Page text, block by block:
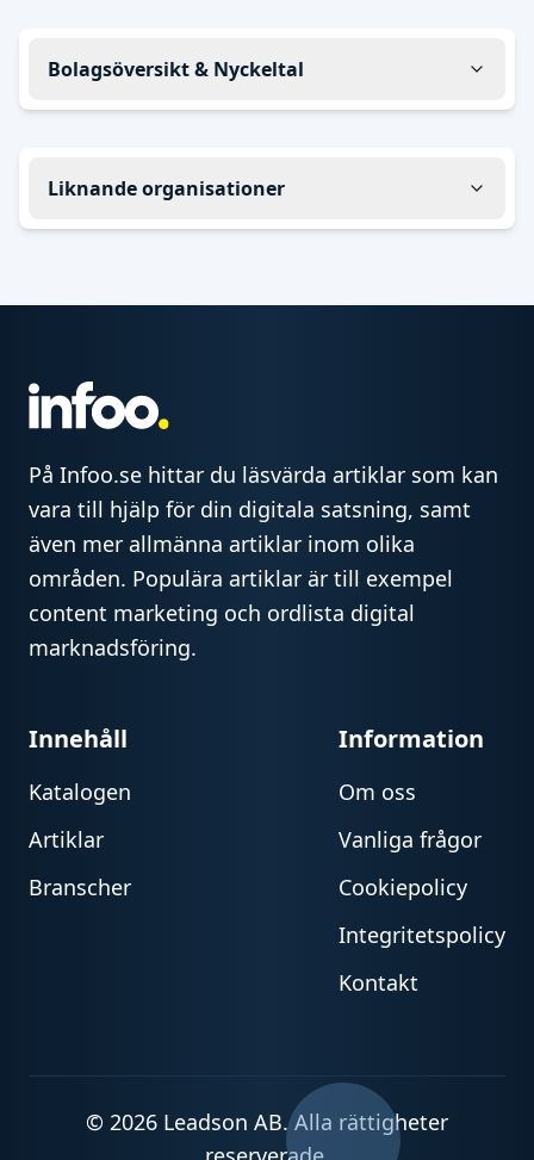
Bolagsöversikt & Nyckeltal
Liknande organisationer
På Infoo.se hittar du läsvärda artiklar som kan
vara till hjälp för din digitala satsning, samt
även mer allmänna artiklar inom olika
områden. Populära artiklar är till exempel
content marketing och ordlista digital
marknadsföring.
Innehåll
Katalogen
Artiklar
Branscher
Information
Om oss
Vanliga frågor
Cookiepolicy
Integritetspolicy
Kontakt
© 2026 Leadson AB. Alla rättigheter